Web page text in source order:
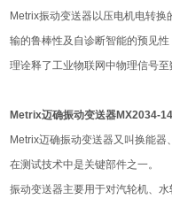
Metrix振动变送器以压电机电转
输的鲁棒性及自诊断智能的预见
理诠释了工业物联网中物理信号至
Metrix迈确振动变送器MX2034-
Metrix迈确振动变送器又叫换能
在测试技术中是关键部件之一。
振动变送器主要用于对汽轮机、